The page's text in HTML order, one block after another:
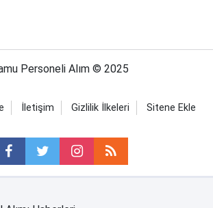
Personeli Alım © 2025
İletişim Gizlilik İlkeleri Sitene Ekle